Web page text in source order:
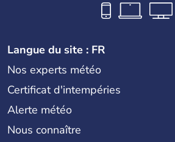
Langue du site : FR
Nos experts météo
Certificat d'intempéries
Alerte météo
Nous connaître